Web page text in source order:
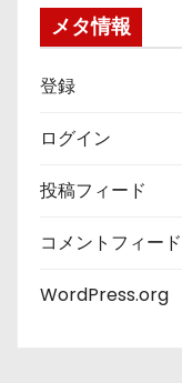
メタ情報
登録
ログイン
投稿フィード
コメントフィード
WordPress.org